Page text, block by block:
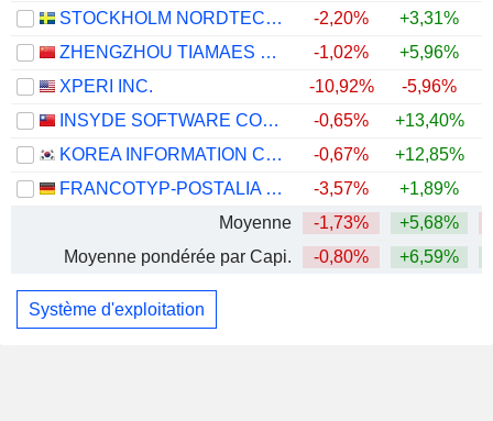
STOCKHOLM NORDTECH GROUP AB
-2,20% +3,31%
ZHENGZHOU TIAMAES TECHNOLOGY CO., LTD.
-1,02% +5,96%
XPERI INC.
-10,92% -5,96%
INSYDE SOFTWARE CORP.
-0,65% +13,40%
KOREA INFORMATION CERTIFICATE AUTHORITY, INC.
-0,67% +12,85%
FRANCOTYP-POSTALIA HOLDING AG
-3,57% +1,89%
Moyenne
-1,73% +5,68%
Moyenne pondérée par Capi.
-0,80% +6,59%
Système d'exploitation